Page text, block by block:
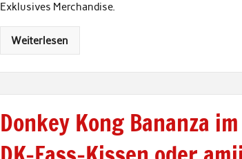
Exklusives Merchandise.
Weiterlesen
Donkey Kong Bananza